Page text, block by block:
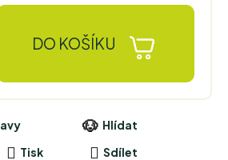
DO KOŠÍKU
Tisk
Hlídat
Sdílet